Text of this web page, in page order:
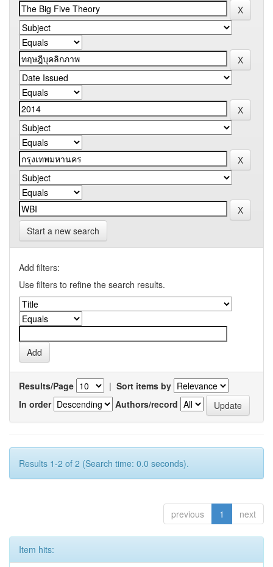
Start a new search
Add filters:
Use filters to refine the search results.
Results/Page | Sort items by
In order
Authors/record
Results 1-2 of 2 (Search time: 0.0 seconds).
previous 1 next
Item hits: